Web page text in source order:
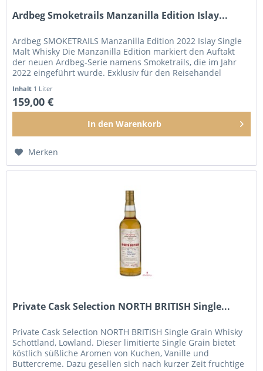
Ardbeg Smoketrails Manzanilla Edition Islay...
Ardbeg SMOKETRAILS Manzanilla Edition 2022 Islay Single
Malt Whisky Die Manzanilla Edition markiert den Auftakt
der neuen Ardbeg-Serie namens Smoketrails, die im Jahr
2022 eingeführt wurde. Exklusiv für den Reisehandel
Inhalt 1 Liter
159,00 €
In den Warenkorb
Merken
Private Cask Selection NORTH BRITISH Single...
Private Cask Selection NORTH BRITISH Single Grain Whisky
Schottland, Lowland. Dieser limitierte Single Grain bietet
köstlich süßliche Aromen von Kuchen, Vanille und
Buttercreme. Dazu gesellen sich nach kurzer Zeit fruchtige